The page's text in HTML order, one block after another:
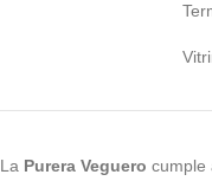
La Purera Veguero cumple